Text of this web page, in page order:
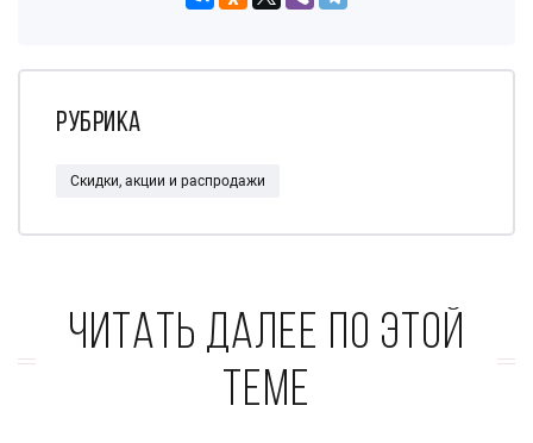
Рубрика
Скидки, акции и распродажи
Читать далее по этой
теме